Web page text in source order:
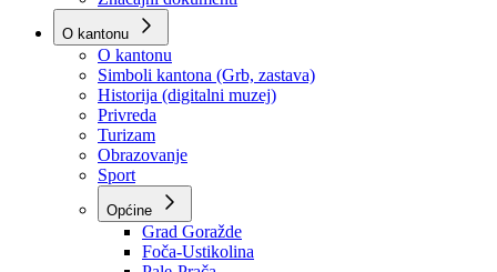
Strategije
Planovi
Značajni dokumenti
O kantonu
O kantonu
Simboli kantona (Grb, zastava)
Historija (digitalni muzej)
Privreda
Turizam
Obrazovanje
Sport